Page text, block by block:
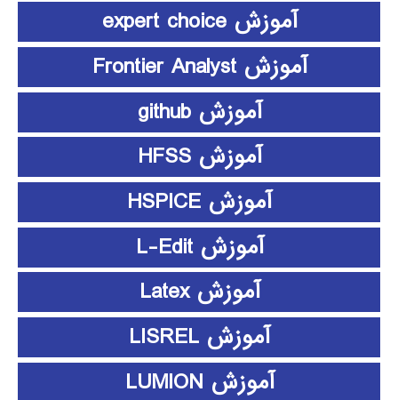
آموزش expert choice
آموزش Frontier Analyst
آموزش github
آموزش HFSS
آموزش HSPICE
آموزش L-Edit
آموزش Latex
آموزش LISREL
آموزش LUMION